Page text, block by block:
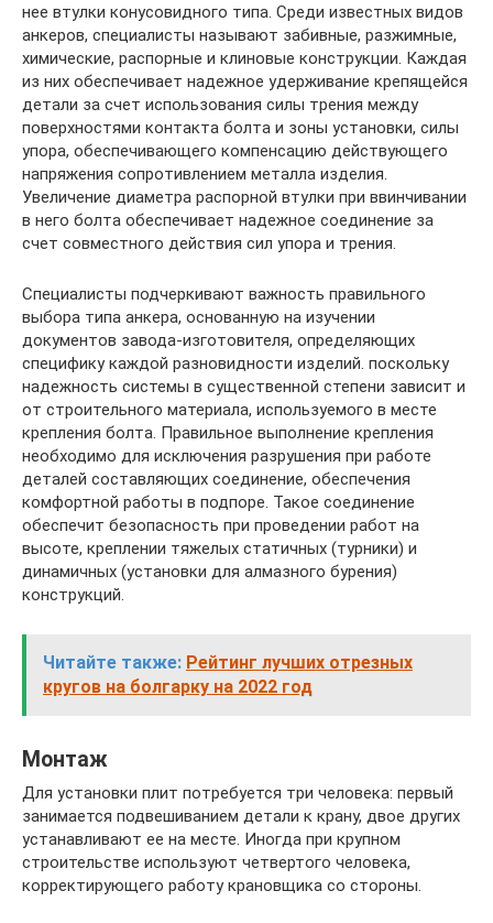
нее втулки конусовидного типа. Среди известных видов
анкеров, специалисты называют забивные, разжимные,
химические, распорные и клиновые конструкции. Каждая
из них обеспечивает надежное удерживание крепящейся
детали за счет использования силы трения между
поверхностями контакта болта и зоны установки, силы
упора, обеспечивающего компенсацию действующего
напряжения сопротивлением металла изделия.
Увеличение диаметра распорной втулки при ввинчивании
в него болта обеспечивает надежное соединение за
счет совместного действия сил упора и трения.
Специалисты подчеркивают важность правильного
выбора типа анкера, основанную на изучении
документов завода-изготовителя, определяющих
специфику каждой разновидности изделий. поскольку
надежность системы в существенной степени зависит и
от строительного материала, используемого в месте
крепления болта. Правильное выполнение крепления
необходимо для исключения разрушения при работе
деталей составляющих соединение, обеспечения
комфортной работы в подпоре. Такое соединение
обеспечит безопасность при проведении работ на
высоте, креплении тяжелых статичных (турники) и
динамичных (установки для алмазного бурения)
конструкций.
Читайте также: Рейтинг лучших отрезных
кругов на болгарку на 2022 год
Монтаж
Для установки плит потребуется три человека: первый
занимается подвешиванием детали к крану, двое других
устанавливают ее на месте. Иногда при крупном
строительстве используют четвертого человека,
корректирующего работу крановщика со стороны.